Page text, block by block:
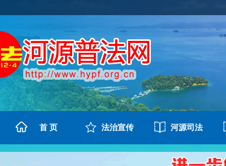
首 页 法治宣传 河源司法